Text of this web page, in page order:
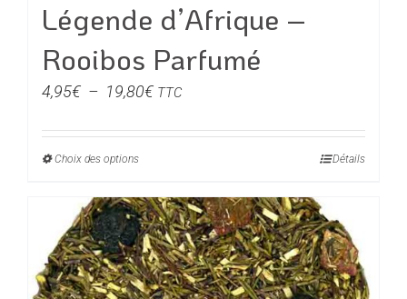
Légende d’Afrique –
Rooibos Parfumé
4,95€ – 19,80€Plage
prix :
19,80€
TTC
Choix des optionsCe
a
plusieurs
variations.
Les
Détails